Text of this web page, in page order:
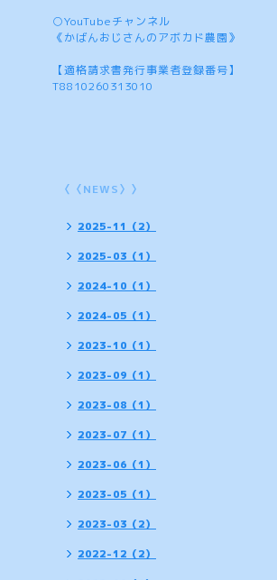
○YouTubeチャンネル
《かばんおじさんのアボカド農園》
【適格請求書発行事業者登録番号】
T8810260313010
〈〈NEWS〉〉
2025-11（2）
2025-03（1）
2024-10（1）
2024-05（1）
2023-10（1）
2023-09（1）
2023-08（1）
2023-07（1）
2023-06（1）
2023-05（1）
2023-03（2）
2022-12（2）